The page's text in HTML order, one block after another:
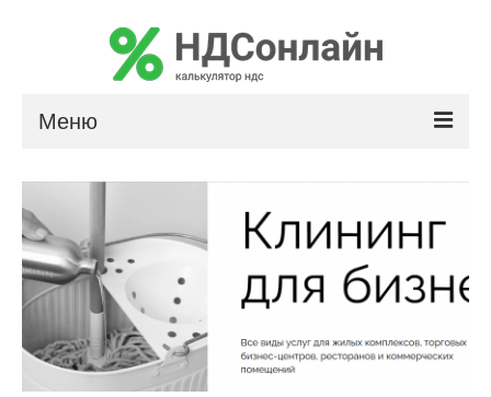
Меню
Расчет НДС
Калькулятор сальдо по лизингу